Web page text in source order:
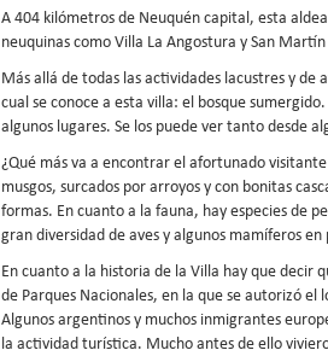
A 404 kilómetros de Neuquén capital, esta
neuquinas como Villa La Angostura y San
Más allá de todas las actividades lacustres y
cual se conoce a esta villa: el bosque
algunos lugares. Se los puede ver tanto desde
¿Qué más va a encontrar el afortunado
musgos, surcados por arroyos y con bonitas
formas. En cuanto a la fauna, hay especies de
gran diversidad de aves y algunos mamíferos
En cuanto a la historia de la Villa hay que decir
de Parques Nacionales, en la que se autorizó
Algunos argentinos y muchos inmigrantes
la actividad turística. Mucho antes de ello